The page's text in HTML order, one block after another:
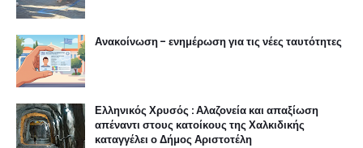
Ανακοίνωση - ενημέρωση για τις νέες ταυτότητες
Ελληνικός Χρυσός : Αλαζονεία και απαξίωση
απέναντι στους κατοίκους της Χαλκιδικής
καταγγέλει ο Δήμος Αριστοτέλη